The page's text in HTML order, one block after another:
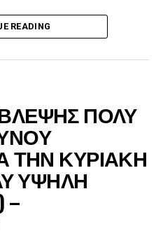
υδροφόρα στις πληγείσες
για τον
τη δύση του ήλιου συνέχισε
οχήματα.
READING
ΠΟΛΥ
ΤΗΝ ΚΥΡΙΑΚΗ
ΥΨΗΛΗ
–